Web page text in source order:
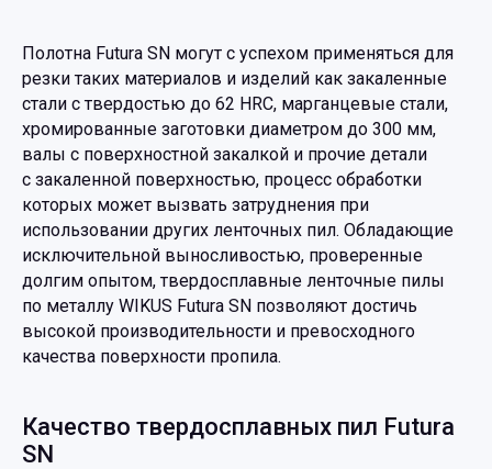
Полотна Futura SN могут с успехом применяться для
резки таких материалов и изделий как закаленные
стали с твердостью до 62 HRC, марганцевые стали,
хромированные заготовки диаметром до 300 мм,
валы с поверхностной закалкой и прочие детали
с закаленной поверхностью, процесс обработки
которых может вызвать затруднения при
использовании других ленточных пил. Обладающие
исключительной выносливостью, проверенные
долгим опытом, твердосплавные ленточные пилы
по металлу WIKUS Futura SN позволяют достичь
высокой производительности и превосходного
качества поверхности пропила.
Качество твердосплавных пил Futura
SN